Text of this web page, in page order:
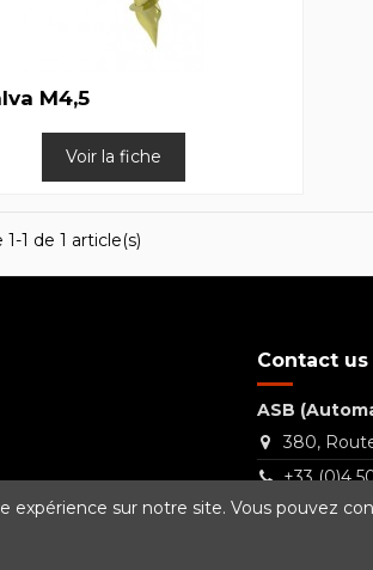
M4,5
Voir la fiche
1 de 1 article(s)
Contact us
ASB
380,
+33 (0)4
expérience sur notre site. Vous pouvez